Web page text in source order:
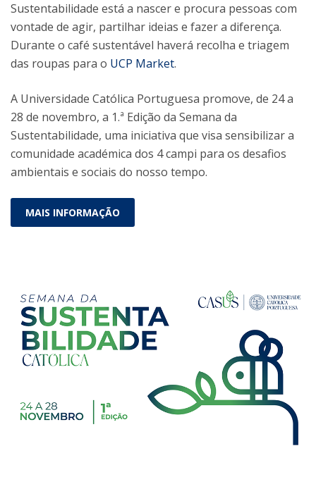
Sustentabilidade está a nascer e procura pessoas com
vontade de agir, partilhar ideias e fazer a diferença.
Durante o café sustentável haverá recolha e triagem
das roupas para o UCP Market.
A Universidade Católica Portuguesa promove, de 24 a
28 de novembro, a 1.ª Edição da Semana da
Sustentabilidade, uma iniciativa que visa sensibilizar a
comunidade académica dos 4 campi para os desafios
ambientais e sociais do nosso tempo.
MAIS INFORMAÇÃO